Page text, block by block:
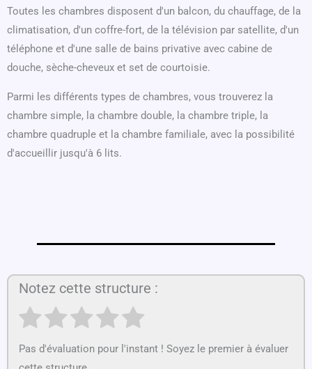
Toutes les chambres disposent d'un balcon, du chauffage, de la
climatisation, d'un coffre-fort, de la télévision par satellite, d'un
téléphone et d'une salle de bains privative avec cabine de
douche, sèche-cheveux et set de courtoisie.
Parmi les différents types de chambres, vous trouverez la
chambre simple, la chambre double, la chambre triple, la
chambre quadruple et la chambre familiale, avec la possibilité
d'accueillir jusqu'à 6 lits.
Notez cette structure :
Pas d'évaluation pour l'instant ! Soyez le premier à évaluer